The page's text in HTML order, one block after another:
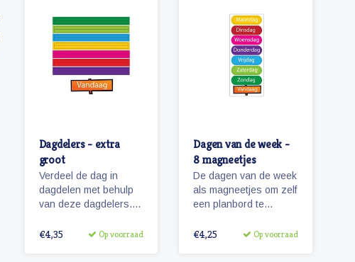
Dagdelers - extra
groot
Verdeel de dag in
dagdelen met behulp
van deze dagdelers.
het planbord 'Blauwe
€4,35 Op voorraad
Dagen van de week -
8 magneetjes
De dagen van de week
als magneetjes om zelf
een planbord te
€4,25 Op voorraad